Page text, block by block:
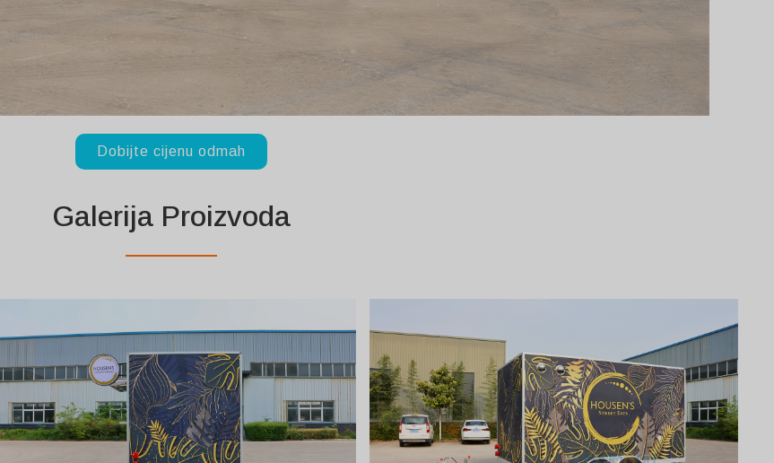
Dobijte cijenu odmah
Galerija Proizvoda
Svenska